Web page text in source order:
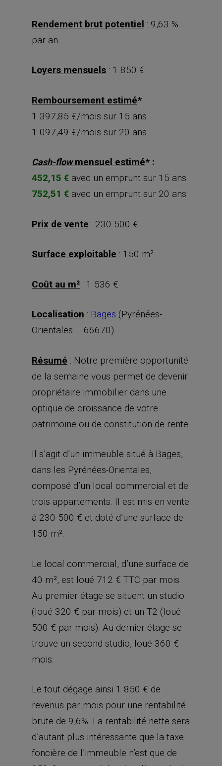
Rendement brut potentiel : 9,63 %
par an
Loyers mensuels : 1 850 €
Remboursement estimé* :
1 397,85 €/mois sur 15 ans
1 097,49 €/mois sur 20 ans
Cash-flowmensuel estimé* :
452,15 € avec un emprunt sur 15 ans
752,51 € avec un emprunt sur 20 ans
Prix de vente : 230 500 €
Surface exploitable : 150 m²
Coût au m² : 1 536 €
Localisation : Bages (Pyrénées-
Orientales – 66670)
Résumé : Notre première opportunité
de la semaine vous permet de devenir
propriétaire immobilier dans une
optique de croissance de votre
patrimoine ou de constitution de rente.
Il s’agit d’un immeuble situé à Bages,
dans les Pyrénées-Orientales,
composé d’un local commercial et de
trois appartements. Il est mis en vente
à 230 500 € et doté d’une surface de
150 m².
Le local commercial, d’une surface de
40 m², est loué 712 € TTC par mois.
Au premier étage se situent un studio
(loué 320 € par mois) et un T2 (loué
500 € par mois). Au dernier étage se
trouve un second studio, loué 360 €
mois.
Le tout dégage ainsi 1 850 € de
revenus par mois pour une rentabilité
brute de 9,6%. La rentabilité nette sera
d’autant plus intéressante que la taxe
foncière de l’immeuble n’est que de